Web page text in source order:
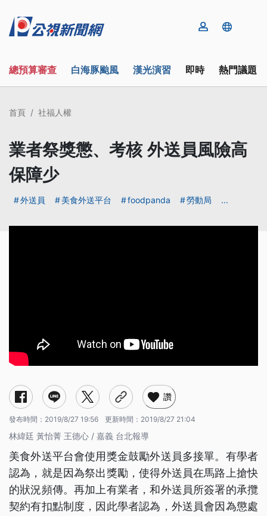
總預算審查 白海豚颱風 漢光演習 即時 熱門議題
首頁 社福人權
業者祭獎懲、考核 外送員風險高
保障少
外送員 美食外送平台 foodpanda 勞動局 ...
讚
發布時間： 2019/8/27 19:56 更新時間： 2019/8/27 21:04
林緯廷 黃怡菁 王德心 / 嘉義 台北報導
美食外送平台會使用獎金鼓勵外送員多接單。有學者
認為，就是因為祭出獎勵，使得外送員在馬路上搶快
的狀況頻傳。再加上有業者，和外送員所簽署的承攬
契約有扣點制度，因此學者認為，外送員會因為懲處